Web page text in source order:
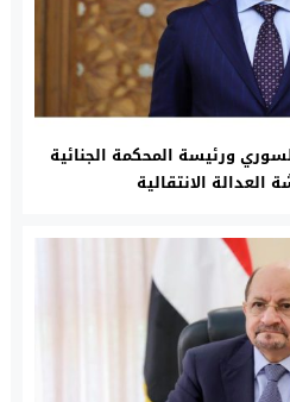
ورئيسة المحكمة الجنائية
العدالة الانتقالية